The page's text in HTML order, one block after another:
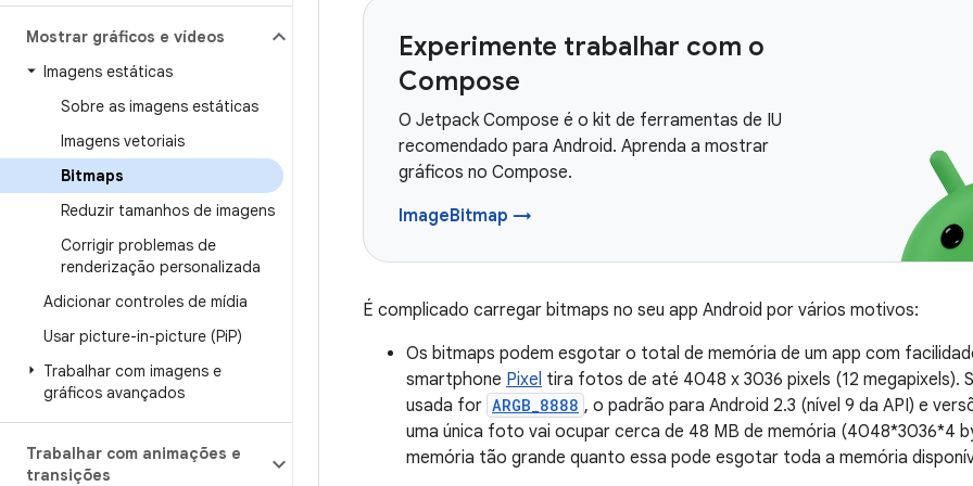
Mostrar gráficos e vídeos
Imagens estáticas
Sobre as imagens estáticas
Imagens vetoriais
Bitmaps
Reduzir tamanhos de imagens
Corrigir problemas de
renderização personalizada
Adicionar controles de mídia
Usar picture-in-picture (PiP)
Trabalhar com imagens e
gráficos avançados
Trabalhar com animações e
transições
Experimente trabalhar com o
Compose
O Jetpack Compose é o kit de ferramentas de IU
recomendado para Android. Aprenda a mostrar
gráficos no Compose.
ImageBitmap →
É complicado carregar bitmaps no seu app Android por vários motivos:
Os bitmaps podem esgotar o total de memória de um app com
smartphone Pixel tira fotos de até 4048 x 3036 pixels (12 megapixels).
usada for ARGB_8888 , o padrão para Android 2.3 (nível 9 da API) e
uma única foto vai ocupar cerca de 48 MB de memória (4048*3036*4
memória tão grande quanto essa pode esgotar toda a memória